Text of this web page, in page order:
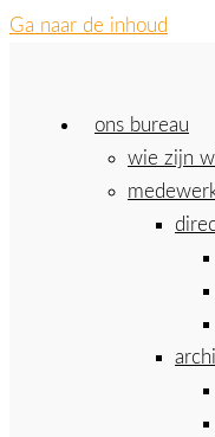
Ga naar de inhoud
ons bureau
wie zijn